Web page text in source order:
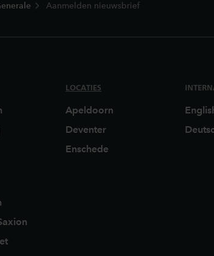
Aanmelden nieuwsbrief
LOCATIES
Apeldoorn
Deventer
Enschede